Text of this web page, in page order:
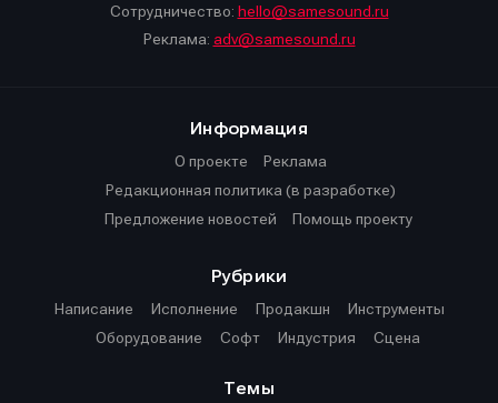
Сотрудничество: hello@samesound.ru
Реклама: adv@samesound.ru
Информация
О проекте
Реклама
Редакционная политика (в разработке)
Предложение новостей
Помощь проекту
Рубрики
Написание
Исполнение Продакшн
Инструменты
Оборудование
Софт Индустрия Сцена
Темы